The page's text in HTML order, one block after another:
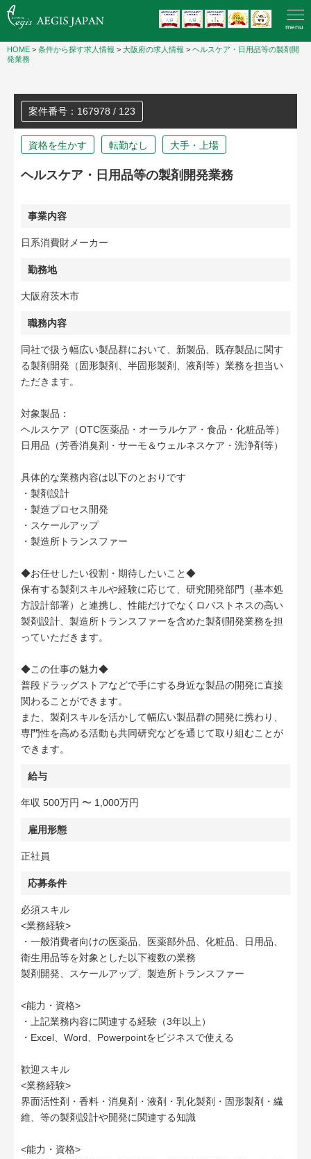
menu
HOME > 条件から探す求人情報 > 大阪府の求人情報 > ヘルスケア・日用品等の製剤開
発業務
案件番号：167978 / 123
資格を生かす 転勤なし 大手・上場
ヘルスケア・日用品等の製剤開発業務
事業内容
日系消費財メーカー
勤務地
大阪府茨木市
職務内容
同社で扱う幅広い製品群において、新製品、既存製品に関す
る製剤開発（固形製剤、半固形製剤、液剤等）業務を担当い
ただきます。
対象製品：
ヘルスケア（OTC医薬品・オーラルケア・食品・化粧品等）
日用品（芳香消臭剤・サーモ＆ウェルネスケア・洗浄剤等）
具体的な業務内容は以下のとおりです
・製剤設計
・製造プロセス開発
・スケールアップ
・製造所トランスファー
◆お任せしたい役割・期待したいこと◆
保有する製剤スキルや経験に応じて、研究開発部門（基本処
方設計部署）と連携し、性能だけでなくロバストネスの高い
製剤設計、製造所トランスファーを含めた製剤開発業務を担
っていただきます。
◆この仕事の魅力◆
普段ドラッグストアなどで手にする身近な製品の開発に直接
関わることができます。
また、製剤スキルを活かして幅広い製品群の開発に携わり、
専門性を高める活動も共同研究などを通じて取り組むことが
できます。
給与
年収 500万円 〜 1,000万円
雇用形態
正社員
応募条件
必須スキル
<業務経験>
・一般消費者向けの医薬品、医薬部外品、化粧品、日用品、
衛生用品等を対象とした以下複数の業務
製剤開発、スケールアップ、製造所トランスファー
<能力・資格>
・上記業務内容に関連する経験（3年以上）
・Excel、Word、Powerpointをビジネスで使える
歓迎スキル
<業務経験>
界面活性剤・香料・消臭剤・液剤・乳化製剤・固形製剤・繊
維、等の製剤設計や開発に関連する知識
<能力・資格>